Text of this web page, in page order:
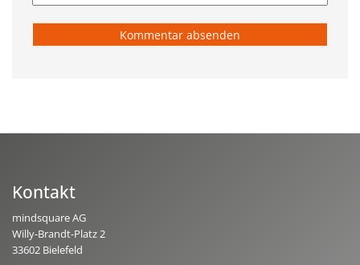
Kontakt
mindsquare AG
Willy-Brandt-Platz 2
33602 Bielefeld